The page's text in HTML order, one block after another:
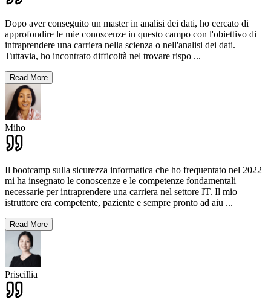
Dopo aver conseguito un master in analisi dei dati, ho cercato di
approfondire le mie conoscenze in questo campo con l'obiettivo di
intraprendere una carriera nella scienza o nell'analisi dei dati.
Tuttavia, ho incontrato difficoltà nel trovare rispo ...
Read More
Miho
Il bootcamp sulla sicurezza informatica che ho frequentato nel 2022
mi ha insegnato le conoscenze e le competenze fondamentali
necessarie per intraprendere una carriera nel settore IT. Il mio
istruttore era competente, paziente e sempre pronto ad aiu ...
Read More
Priscillia